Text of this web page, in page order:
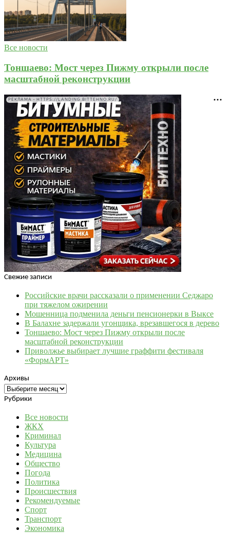
Все новости
Тоншаево: Мост через Пижму открыли после
масштабной реконструкции
РЕКЛАМА • HTTPS://LANDING.BITTEHNO.RU/
Свежие записи
Российские врачи рассказали о применении Седжаро
при тяжелом ожирении
Мошенница подменила деньги пенсионерки в Выксе
В Балахне задержали угонщика, врезавшегося в дерево
Тоншаево: Мост через Пижму открыли после
масштабной реконструкции
Приволжье выбирает лучшие граффити фестиваля
«ФормАРТ»
Архивы
Архивы
Рубрики
Все новости
ЖКХ
Криминал
Культура
Медицина
Общество
Погода
Политика
Происшествия
Рекомендуемые
Спорт
Транспорт
Экономика